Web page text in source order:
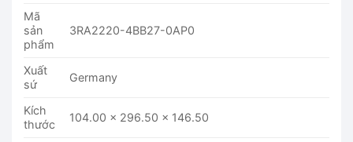
Mã
sản
phẩm
3RA2220-4BB27-0AP0
Xuất
sứ
Germany
Kích
thước
104.00 x 296.50 x 146.50